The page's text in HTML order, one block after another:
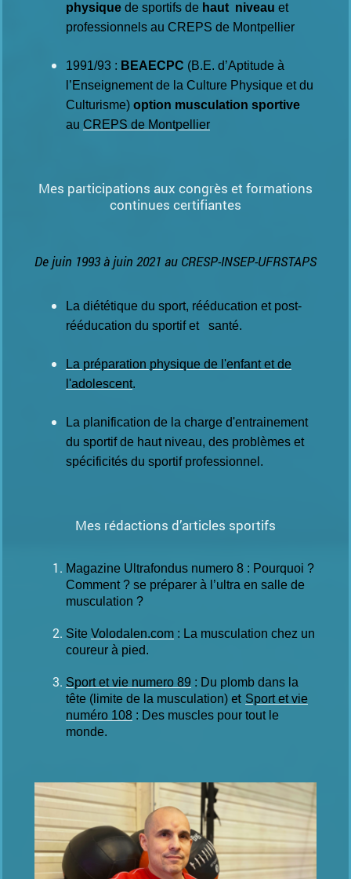
physique de sportifs de haut niveau et
professionnels au CREPS de Montpellier
1991/93 : BEAECPC (B.E. d’Aptitude à
l’Enseignement de la Culture Physique et du
Culturisme) option musculation sportive
au CREPS de Montpellier
Mes participations aux congrès et formations
continues certifiantes
De juin 1993 à juin 2021 au CRESP-INSEP-UFRSTAPS
La diététique du sport, rééducation et post-
rééducation du sportif et santé.
La préparation physique de l'enfant et de
l'adolescent.
La planification de la charge d'entrainement
du sportif de haut niveau, des problèmes et
spécificités du sportif professionnel.
Mes rédactions d’articles sportifs
Magazine Ultrafondus numero 8 : Pourquoi ?
Comment ? se préparer à l’ultra en salle de
musculation ?
Site Volodalen.com : La musculation chez un
coureur à pied.
Sport et vie numero 89 : Du plomb dans la
tête (limite de la musculation) et Sport et vie
numéro 108 : Des muscles pour tout le
monde.